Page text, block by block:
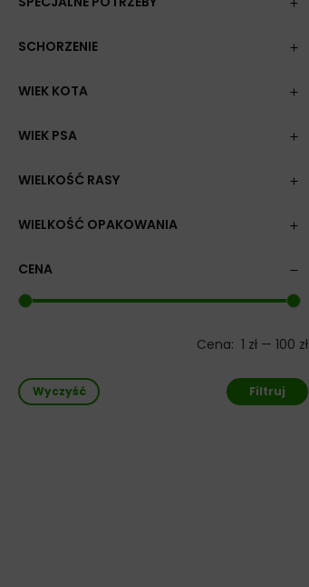
SCHORZENIE
WIEK KOTA
WIEK PSA
WIELKOŚĆ RASY
WIELKOŚĆ OPAKOWANIA
CENA
Cena: 1 zł — 100 zł
Wyczyść Filtruj